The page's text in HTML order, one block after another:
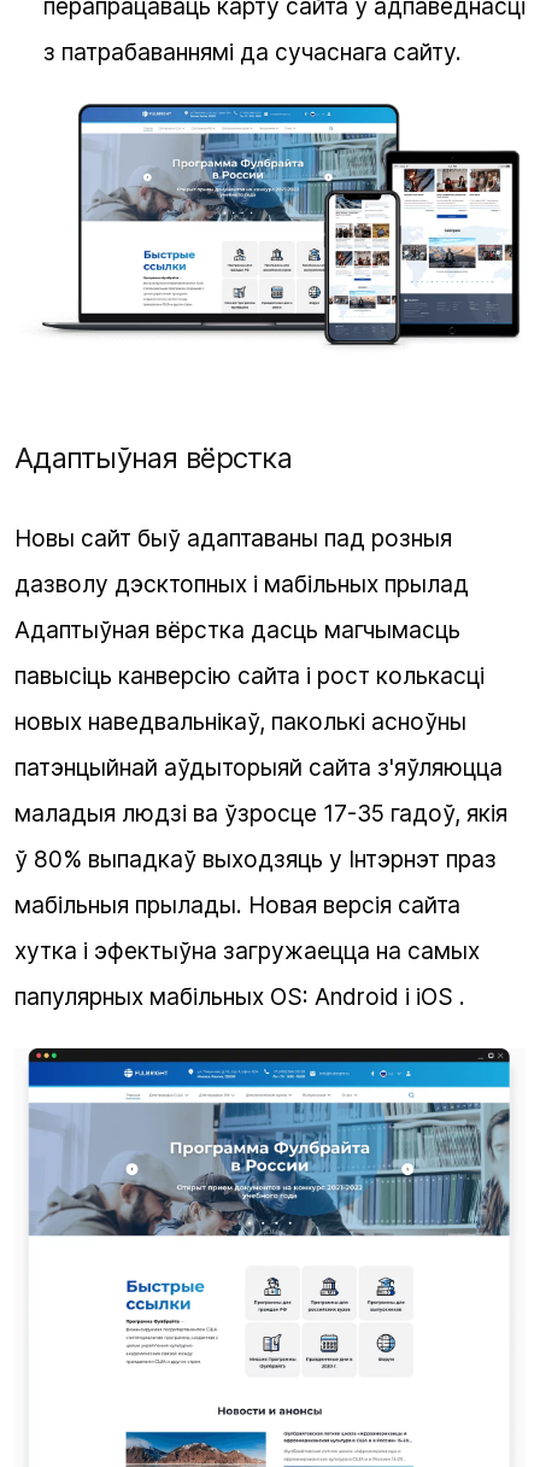
з патрабаваннямі да сучаснага сайту.
Адаптыўная вёрстка
Новы сайт быў адаптаваны пад розныя
дазволу дэсктопных і мабільных прылад
Адаптыўная вёрстка дасць магчымасць
павысіць канверсію сайта і рост колькасці
новых наведвальнікаў, паколькі асноўны
патэнцыйнай аўдыторыяй сайта з'яўляюцца
маладыя людзі ва ўзросце 17-35 гадоў, якія
ў 80% выпадкаў выходзяць у Інтэрнэт праз
мабільныя прылады. Новая версія сайта
хутка і эфектыўна загружаецца на самых
папулярных мабільных OS: Android і iOS .